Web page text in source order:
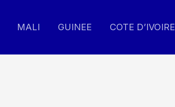
MALI GUINEE COTE D’IVOIRE